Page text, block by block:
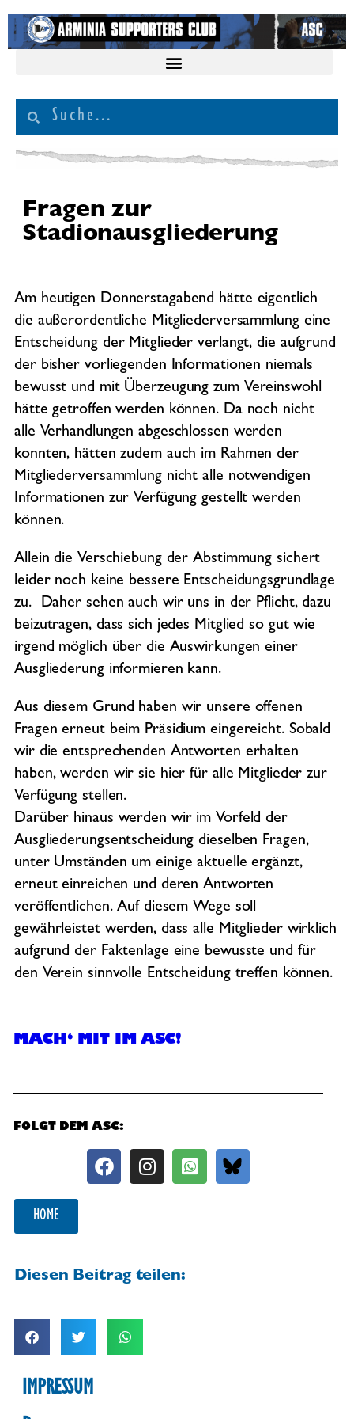
Fragen zur
Stadionausgliederung
Am heutigen Donnerstagabend hätte eigentlich
die außerordentliche Mitgliederversammlung eine
Entscheidung der Mitglieder verlangt, die aufgrund
der bisher vorliegenden Informationen niemals
bewusst und mit Überzeugung zum Vereinswohl
hätte getroffen werden können. Da noch nicht
alle Verhandlungen abgeschlossen werden
konnten, hätten zudem auch im Rahmen der
Mitgliederversammlung nicht alle notwendigen
Informationen zur Verfügung gestellt werden
können.
Allein die Verschiebung der Abstimmung sichert
leider noch keine bessere Entscheidungsgrundlage
zu. Daher sehen auch wir uns in der Pflicht, dazu
beizutragen, dass sich jedes Mitglied so gut wie
irgend möglich über die Auswirkungen einer
Ausgliederung informieren kann.
Aus diesem Grund haben wir unsere offenen
Fragen erneut beim Präsidium eingereicht. Sobald
wir die entsprechenden Antworten erhalten
haben, werden wir sie hier für alle Mitglieder zur
Verfügung stellen.
Darüber hinaus werden wir im Vorfeld der
Ausgliederungsentscheidung dieselben Fragen,
unter Umständen um einige aktuelle ergänzt,
erneut einreichen und deren Antworten
veröffentlichen. Auf diesem Wege soll
gewährleistet werden, dass alle Mitglieder wirklich
aufgrund der Faktenlage eine bewusste und für
den Verein sinnvolle Entscheidung treffen können.
MACH‘ MIT IM ASC!
FOLGT DEM ASC:
HOME
Diesen Beitrag teilen:
IMPRESSUM